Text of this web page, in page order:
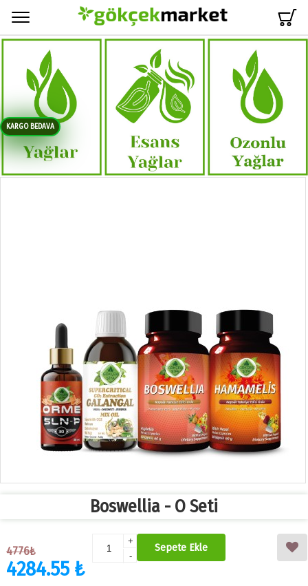
KARGO BEDAVA
Boswellia - O Seti
4776₺
4284.55 ₺
+
-
Sepete Ekle